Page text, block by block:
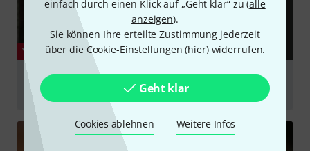
einfach durch einen Klick auf „Geht klar“ zu (alle
anzeigen).
Sie können Ihre erteilte Zustimmung jederzeit
über die Cookie-Einstellungen (hier) widerrufen.
Geht klar
Cookies ablehnen Weitere Infos
YOUTUBE
Tutorial: e 845 Vocal & Speech Dynamic Super-
Cardioid Microphone | Sennheiser